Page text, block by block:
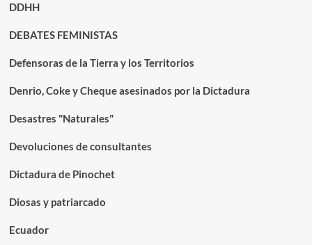
DDHH
DEBATES FEMINISTAS
Defensoras de la Tierra y los Territorios
Denrio, Coke y Cheque asesinados por la Dictadura
Desastres "Naturales"
Devoluciones de consultantes
Dictadura de Pinochet
Diosas y patriarcado
Ecuador